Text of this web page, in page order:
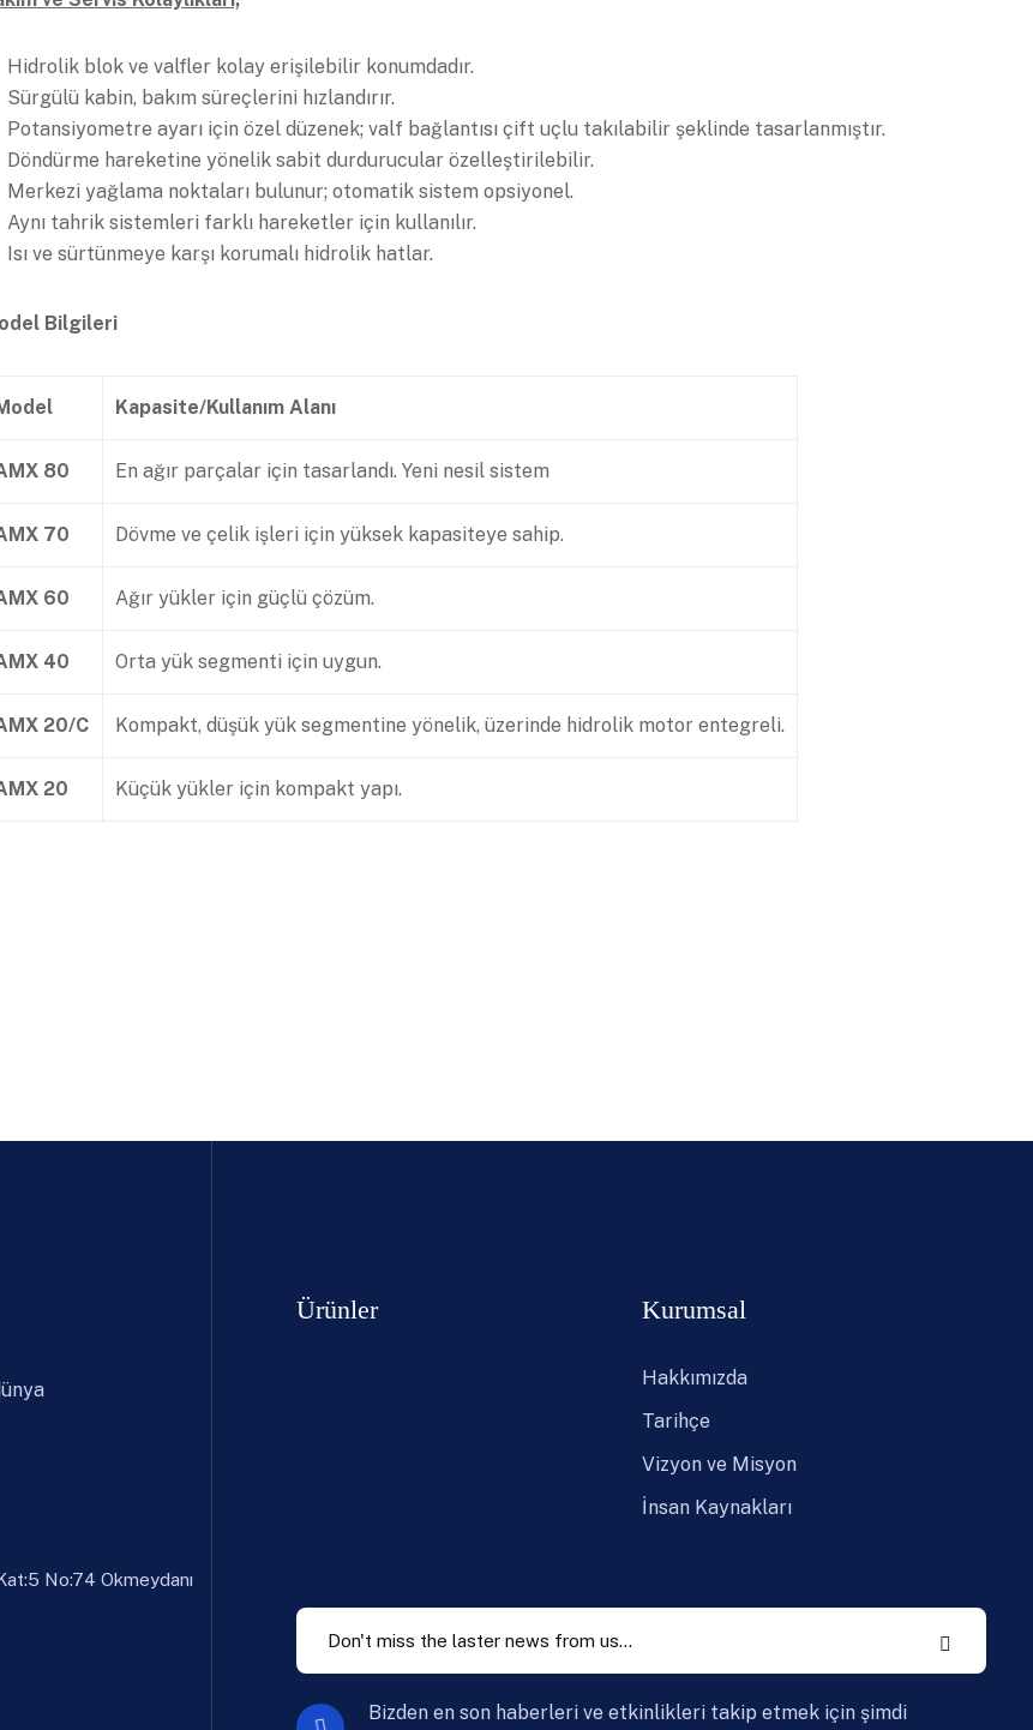
Hidrolik blok ve valfler kolay erişilebilir konumdadır.
Sürgülü kabin, bakım süreçlerini hızlandırır.
Potansiyometre ayarı için özel düzenek; valf bağlantısı çift uçlu takılabilir şeklinde tasarlanmıştır.
Döndürme hareketine yönelik sabit durdurucular özelleştirilebilir.
Merkezi yağlama noktaları bulunur; otomatik sistem opsiyonel.
Aynı tahrik sistemleri farklı hareketler için kullanılır.
Isı ve sürtünmeye karşı korumalı hidrolik hatlar.
Bilgileri
Kapasite/Kullanım Alanı
80 En ağır parçalar için tasarlandı. Yeni nesil sistem
70 Dövme ve çelik işleri için yüksek kapasiteye sahip.
60 Ağır yükler için güçlü çözüm.
40 Orta yük segmenti için uygun.
20/C Kompakt, düşük yük segmentine yönelik, üzerinde hidrolik motor entegreli.
20 Küçük yükler için kompakt yapı.
No:74 Okmeydanı
Ürünler Kurumsal
Hakkımızda
Tarihçe
Vizyon ve Misyon
İnsan Kaynakları
Bizden en son haberleri ve etkinlikleri takip etmek için şimdi